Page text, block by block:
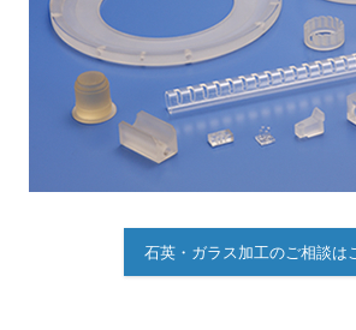
石英・ガラス加工のご相談は